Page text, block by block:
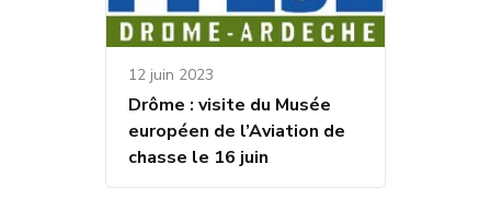
12 juin 2023
Drôme : visite du Musée
européen de l’Aviation de
chasse le 16 juin